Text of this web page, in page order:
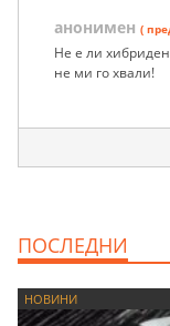
анонимен (
Не е ли
не ми го хвали!
ПОСЛЕДНИ
НОВИНИ